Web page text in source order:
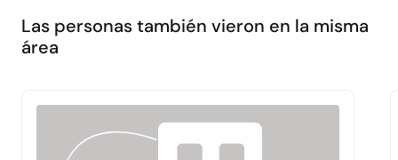
Las personas también vieron en la misma
área